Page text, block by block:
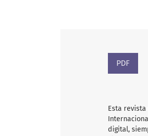
PDF
Esta
digital,